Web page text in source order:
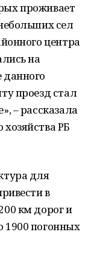
проживает
сел
центра
на
данного
проезд стал
– рассказала
РБ
для
в
км дорог и
1900 погонных